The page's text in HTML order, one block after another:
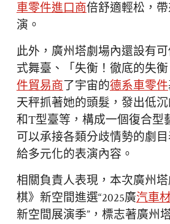
車零件進口商倍舒適輕松，
演。
此外，廣州塔劇場內還設有
式舞臺、「失衡！徹底的失
件貿易商了宇宙的德系車零件
天秤抓著她的頭髮，發出低
和T型臺等，構成一個復合型
可以承接各類分歧情勢的劇
給多元化的表演內容。
相關負責人表現，本次廣州
棋》新空間進選“2025廣汽車
新空間展演季”，標志著廣州